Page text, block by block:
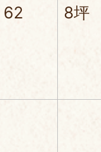
62
8坪